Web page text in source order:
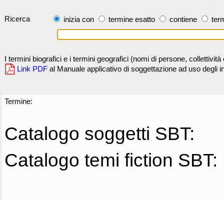
Ricerca inizia con termine esatto contiene
I termini biografici e i termini geografici (nomi di persone,
Link PDF al Manuale applicativo di soggettazione ad uso degli
Termine:
Catalogo soggetti SBT:
Catalogo temi fiction SBT: